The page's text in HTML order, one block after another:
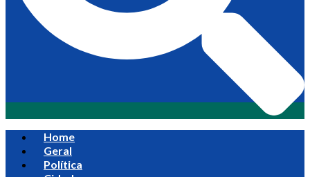
Home
Geral
Política